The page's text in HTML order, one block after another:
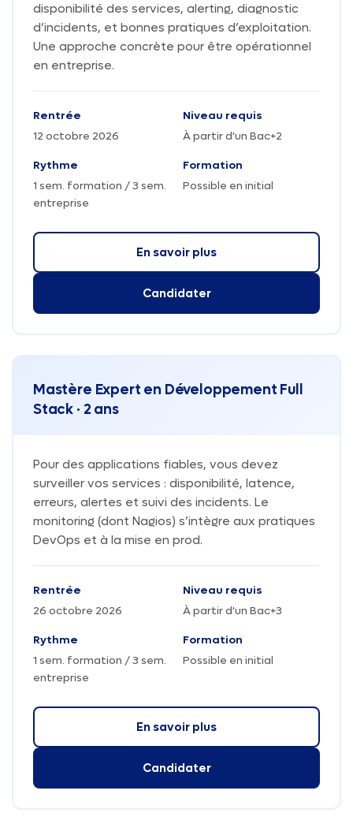
disponibilité des services, alerting, diagnostic
d’incidents, et bonnes pratiques d’exploitation.
Une approche concrète pour être opérationnel
en entreprise.
Rentrée
12 octobre 2026
Niveau requis
À partir d'un Bac+2
Rythme
1 sem. formation / 3 sem.
entreprise
Formation
Possible en initial
En savoir plus
Candidater
Mastère Expert en Développement Full
Stack · 2 ans
Pour des applications fiables, vous devez
surveiller vos services : disponibilité, latence,
erreurs, alertes et suivi des incidents. Le
monitoring (dont Nagios) s’intègre aux pratiques
DevOps et à la mise en prod.
Rentrée
26 octobre 2026
Niveau requis
À partir d'un Bac+3
Rythme
1 sem. formation / 3 sem.
entreprise
Formation
Possible en initial
En savoir plus
Candidater